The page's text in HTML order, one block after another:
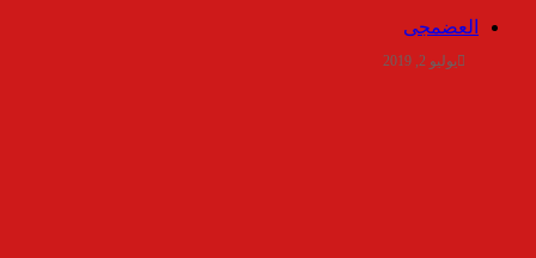
العضمجى
يوليو 2, 2019